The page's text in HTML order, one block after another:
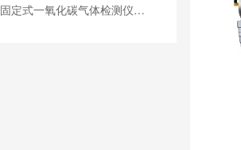
固定式一氧化碳气体检测仪 MIC-500S-CO